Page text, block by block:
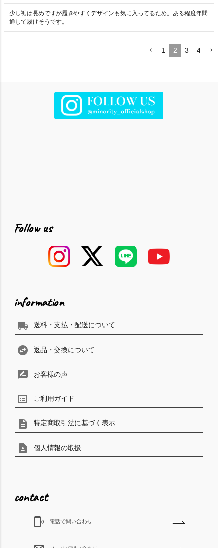
少し裾は長めですが履きやすくデザインも気に入ってるため。ある程度年間
通して履けそうです。
1 2 3 4
Follow us
information
local_shipping 送料・支払・配送について
swap_horizontal_circle 返品・交換について
rate_review お客様の声
list_alt ご利用ガイド
description 特定商取引法に基づく表示
contact_page 個人情報の取扱
contact
phonelink_ring 電話で問い合わせ